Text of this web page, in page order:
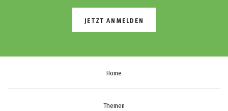
JETZT ANMELDEN
Home
Themen